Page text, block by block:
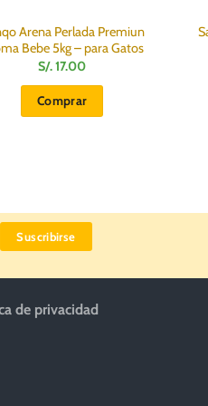
producto
Arena Perlada Premiun
Bebe 5kg – para Gatos
S/.17.00
Comprar
de privacidad